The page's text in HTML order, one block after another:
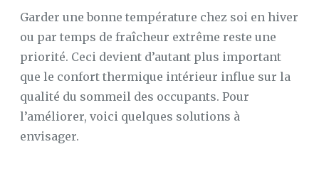
MATELAS
MEMOIRE
FORME
LE
MAG’
SOMMEIL
Garder une bonne température chez soi en hiver
ou par temps de fraîcheur extrême reste une
priorité. Ceci devient d’autant plus important
que le confort thermique intérieur influe sur la
qualité du sommeil des occupants. Pour
l’améliorer, voici quelques solutions à
envisager.